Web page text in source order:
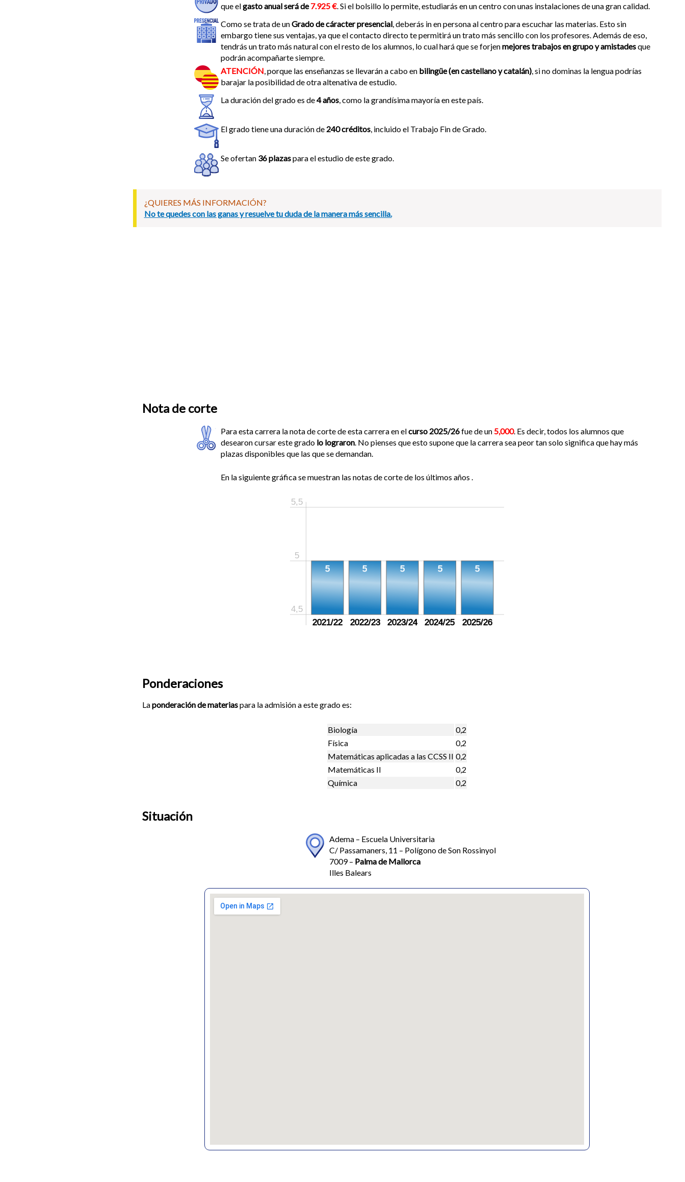
que elgasto anual será de7.925 € . Si el bolsillo lo permite, estudiarás en un centro con unas instalaciones de una gran calidad.
Como se trata de unGrado de cáracter presencial , deberás in en persona al centro para escuchar las materias. Esto sin
embargo tiene sus ventajas, ya que el contacto directo te permitirá un trato más sencillo con los profesores. Además de eso,
tendrás un trato más natural con el resto de los alumnos, lo cual hará que se forjenmejores trabajos en grupo y amistadesque
podrán acompañarte siempre.
ATENCIÓN , porque las enseñanzas se llevarán a cabo en bilingüe (en castellano y catalán) , si no dominas la lengua podrías
barajar la posibilidad de otra altenativa de estudio.
La duración del grado es de4 años , como la grandísima mayoría en este país.
El grado tiene una duración de 240 créditos , incluido el Trabajo Fin de Grado.
Se ofertan 36 plazaspara el estudio de este grado.
¿QUIERES MÁS INFORMACIÓN?
No te quedes con las ganas y resuelve tu duda de la manera más sencilla.
Nota de corte
Para esta carrera la nota de corte de esta carrera en elcurso 2025/26fue de un 5,000. Es decir, todos los alumnos que
desearon cursar este grado lo lograron . No pienses que esto supone que la carrera sea peor tan solo significa que hay más
plazas disponibles que las que se demandan.
En la siguiente gráfica se muestran las notas de corte de los últimos años .
5,5
4,5
5
5
5 5 5 5
2021/22 2022/23 2023/24 2024/25 2025/26
Ponderaciones
Laponderación de materiaspara la admisión a este grado es:
Biología
0,2
Física
0,2
Matemáticas aplicadas a las CCSS II 0,2
Matemáticas II
0,2
Química
0,2
Situación
Adema – Escuela Universitaria
C/ Passamaners, 11 – Polígono de Son Rossinyol
7009 – Palma de Mallorca
Illes Balears